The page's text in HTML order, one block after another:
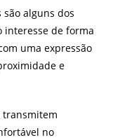
alguns dos
interesse de forma
uma expressão
e
transmitem
no